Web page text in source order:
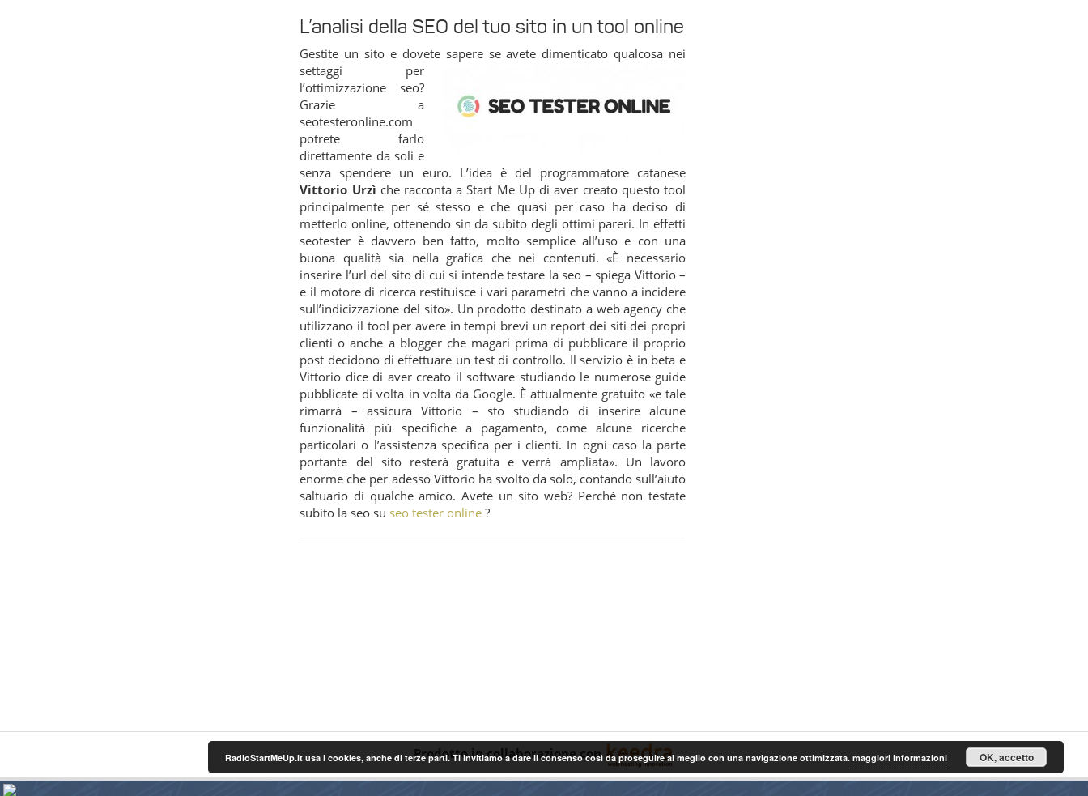
L’analisi della SEO del tuo sito in un tool online
Gestite un sito e dovete sapere seavete dimenticato qualcosa nei
settaggi per
l’ottimizzazione seo?
Grazie a
seotesteronline.com
potrete farlo
direttamente da soli e
senza spendere un euro. L’idea è del programmatore catanese
Vittorio Urzì che racconta a Start Me Up di aver creato questo tool
principalmente per sé stesso e che quasi per caso ha deciso di
metterlo online, ottenendo sin da subito degli ottimi pareri. In effetti
seotester è davvero ben fatto, molto semplice all’uso e con una
buona qualità sia nella grafica che nei contenuti. «È necessario
inserire l’url del sito di cui si intende testare la seo – spiega Vittorio –
e il motore di ricerca restituisce i vari parametri che vanno a incidere
sull’indicizzazione del sito». Un prodotto destinato a web agency che
utilizzano il tool per avere in tempi brevi un report dei siti dei propri
clienti o anche a blogger che magari prima di pubblicare il proprio
post decidono di effettuare un test di controllo. Il servizio è in beta e
Vittorio dice di aver creato il software studiando le numerose guide
pubblicate di volta in volta da Google. È attualmente gratuito «e tale
rimarrà – assicura Vittorio – sto studiando di inserire alcune
funzionalità più specifiche a pagamento, come alcune ricerche
particolari o l’assistenza specifica per i clienti. In ogni caso la parte
portante del sito resterà gratuita e verrà ampliata». Un lavoro
enorme che per adesso Vittorio ha svolto da solo, contando sull’aiuto
saltuario di qualche amico. Avete un sito web? Perché non testate
subito la seo su seo tester online?
Prodotto in collaborazione con
RadioStartMeUp.it usa i cookies, anche di terze parti. Ti invitiamo a dare il consenso così da proseguire al meglio con una navigazione ottimizzata. maggiori informazioni OK, accetto